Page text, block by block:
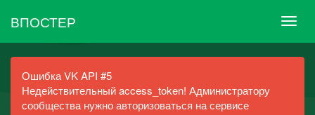
ВПОСТЕР
Ошибка VK API #5
Недействительный access_token! Администратору
сообщества нужно авторизоваться на сервисе